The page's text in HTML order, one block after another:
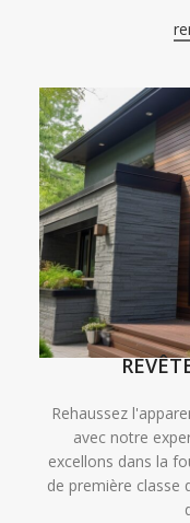
Rehaussez
avec notre
excellons dans la
de première classe